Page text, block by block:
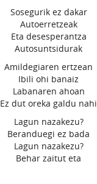
Sosegurik ez dakar
Autoerretzeak
Eta desesperantza
Autosuntsidurak
Amildegiaren ertzean
Ibili ohi banaiz
Labanaren ahoan
Ez dut oreka galdu nahi
Lagun nazakezu?
Beranduegi ez bada
Lagun nazakezu?
Behar zaitut eta